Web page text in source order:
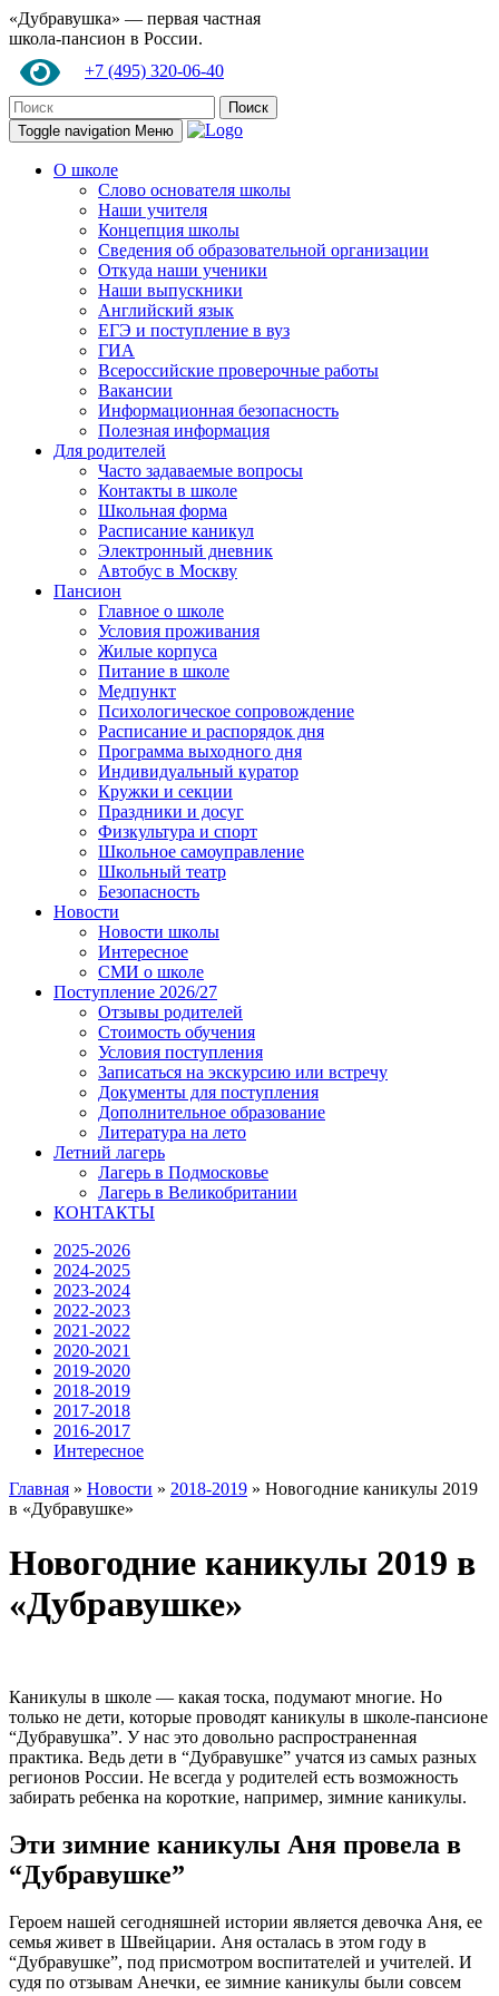
«Дубравушка» — первая частная
школа-пансион в России.
+7 (495) 320-06-40
Поиск
Toggle navigation Меню
О школе
Слово основателя школы
Наши учителя
Концепция школы
Сведения об образовательной организации
Откуда наши ученики
Наши выпускники
Английский язык
ЕГЭ и поступление в вуз
ГИА
Всероссийские проверочные работы
Вакансии
Информационная безопасность
Полезная информация
Для родителей
Часто задаваемые вопросы
Контакты в школе
Школьная форма
Расписание каникул
Электронный дневник
Автобус в Москву
Пансион
Главное о школе
Условия проживания
Жилые корпуса
Питание в школе
Медпункт
Психологическое сопровождение
Расписание и распорядок дня
Программа выходного дня
Индивидуальный куратор
Кружки и секции
Праздники и досуг
Физкультура и спорт
Школьное самоуправление
Школьный театр
Безопасность
Новости
Новости школы
Интересное
СМИ о школе
Поступление 2026/27
Отзывы родителей
Стоимость обучения
Условия поступления
Записаться на экскурсию или встречу
Документы для поступления
Дополнительное образование
Литература на лето
Летний лагерь
Лагерь в Подмосковье
Лагерь в Великобритании
КОНТАКТЫ
2025-2026
2024-2025
2023-2024
2022-2023
2021-2022
2020-2021
2019-2020
2018-2019
2017-2018
2016-2017
Интересное
Главная » Новости » 2018-2019 » Новогодние каникулы 2019
в «Дубравушке»
Новогодние каникулы 2019 в
«Дубравушке»
Каникулы в школе — какая тоска, подумают многие. Но
только не дети, которые проводят каникулы в школе-пансионе
“Дубравушка”. У нас это довольно распространенная
практика. Ведь дети в “Дубравушке” учатся из самых разных
регионов России. Не всегда у родителей есть возможность
забирать ребенка на короткие, например, зимние каникулы.
Эти зимние каникулы Аня провела в
“Дубравушке”
Героем нашей сегодняшней истории является девочка Аня, ее
семья живет в Швейцарии. Аня осталась в этом году в
“Дубравушке”, под присмотром воспитателей и учителей. И
судя по отзывам Анечки, ее зимние каникулы были совсем